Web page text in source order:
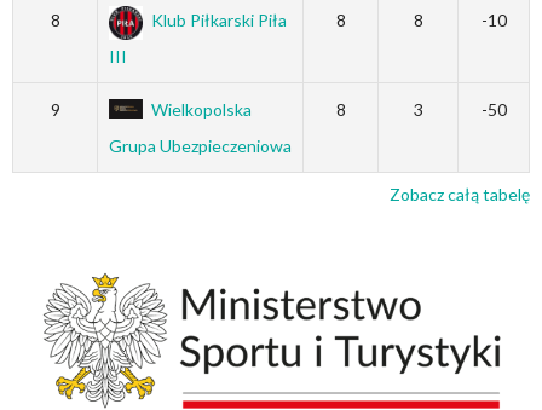
8
Klub Piłkarski Piła
III
8 8 -10
9
Wielkopolska
Grupa Ubezpieczeniowa
8 3 -50
Zobacz całą tabelę